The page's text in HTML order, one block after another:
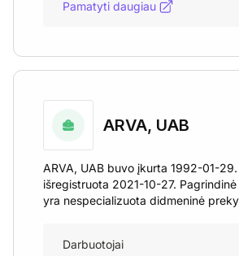
Pamatyti daugiau
ARVA, UAB
ARVA, UAB buvo įkurta 1992-01-
išregistruota 2021-10-27.
yra nespecializuota didmeninė
Darbuotojai